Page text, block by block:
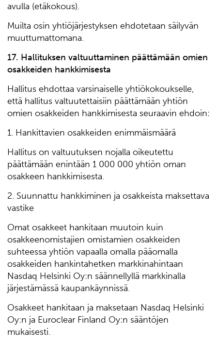
avulla (etäkokous).
Muilta osin yhtiöjärjestyksen ehdotetaan säilyvän
muuttumattomana.
17. Hallituksen valtuuttaminen päättämään omien
osakkeiden hankkimisesta
Hallitus ehdottaa varsinaiselle yhtiökokoukselle,
että hallitus valtuutettaisiin päättämään yhtiön
omien osakkeiden hankkimisesta seuraavin ehdoin:
1. Hankittavien osakkeiden enimmäismäärä
Hallitus on valtuutuksen nojalla oikeutettu
päättämään enintään 1 000 000 yhtiön oman
osakkeen hankkimisesta.
2. Suunnattu hankkiminen ja osakkeista maksettava
vastike
Omat osakkeet hankitaan muutoin kuin
osakkeenomistajien omistamien osakkeiden
suhteessa yhtiön vapaalla omalla pääomalla
osakkeiden hankintahetken markkinahintaan
Nasdaq Helsinki Oy:n säännellyllä markkinalla
järjestämässä kaupankäynnissä.
Osakkeet hankitaan ja maksetaan Nasdaq Helsinki
Oy:n ja Euroclear Finland Oy:n sääntöjen
mukaisesti.